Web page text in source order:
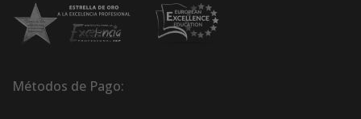
Métodos de Pago: